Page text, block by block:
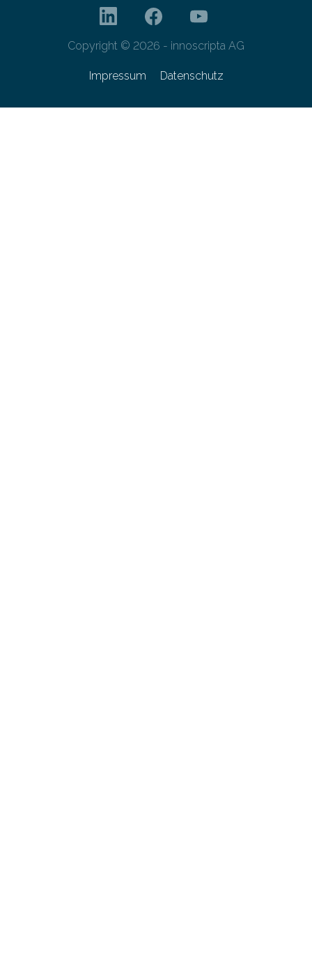
Copyright © 2026 - innoscripta AG
Impressum Datenschutz